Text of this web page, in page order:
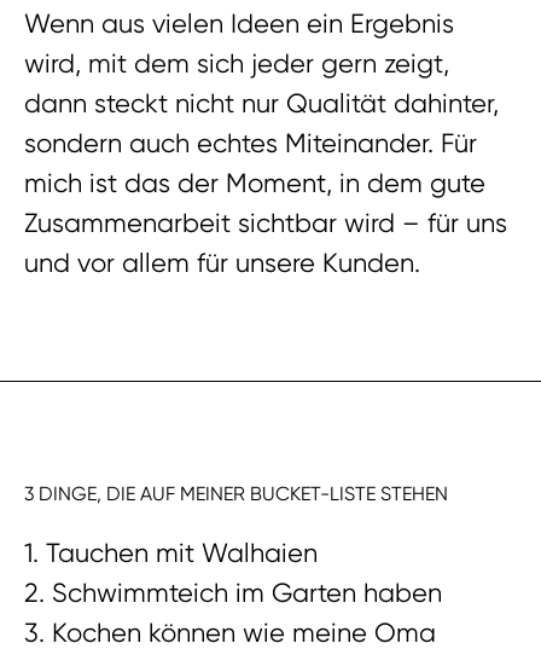
Wenn aus vielen Ideen ein Ergebnis
wird, mit dem sich jeder gern zeigt,
dann steckt nicht nur Qualität dahinter,
sondern auch echtes Miteinander. Für
mich ist das der Moment, in dem gute
Zusammenarbeit sichtbar wird – für uns
und vor allem für unsere Kunden.
3 DINGE, DIE AUF MEINER BUCKET-LISTE STEHEN
1. Tauchen mit Walhaien
2. Schwimmteich im Garten haben
3. Kochen können wie meine Oma